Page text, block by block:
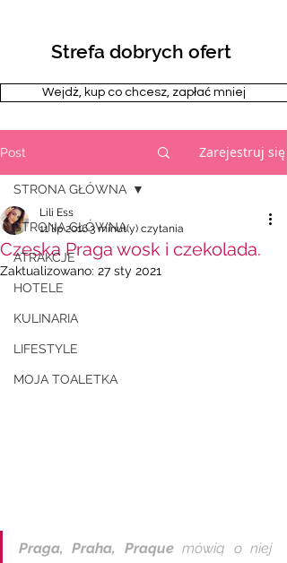
Strefa dobrych ofert
Wejdż, kup co chcesz, zapłać mniej
Post Zarejestruj się
STRONA GŁÓWNA
ATRAKCJE
HOTELE
KULINARIA
LIFESTYLE
MOJA TOALETKA
STRONA GŁÓWNA
Czeska Praga wosk i czekolada.
Lili Ess
11 lip 20163 minut(y) czytania
Zaktualizowano: 27 sty 2021
Praga, Praha, Praque mówią o niej